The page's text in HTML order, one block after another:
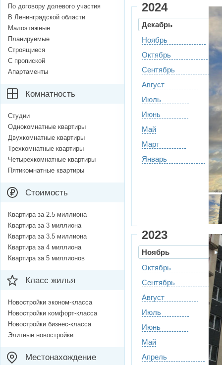
2024
Декабрь
Ноябрь
Октябрь
Сентябрь
Август
Июль
Июнь
Май
Март
Январь
2023
Ноябрь
Октябрь
Сентябрь
Август
Июль
Июнь
Май
Апрель
По договору долевого участия
В Ленинградской области
Малоэтажные
Планируемые
Строящиеся
С пропиской
Апартаменты
Комнатность
Студии
Однокомнатные квартиры
Двухкомнатные квартиры
Трехкомнатные квартиры
Четырехкомнатные квартиры
Пятикомнатные квартиры
Стоимость
Квартира за 2.5 миллиона
Квартира за 3 миллиона
Квартира за 3.5 миллиона
Квартира за 4 миллиона
Квартира за 5 миллионов
Класс жилья
Новостройки эконом-класса
Новостройки комфорт-класса
Новостройки бизнес-класса
Элитные новостройки
Местонахождение